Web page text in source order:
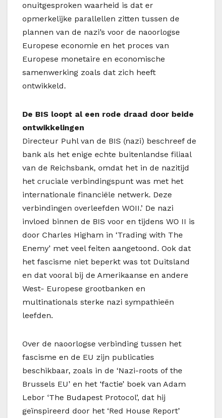
onuitgesproken waarheid is dat er
opmerkelijke parallellen zitten tussen de
plannen van de nazi’s voor de naoorlogse
Europese economie en het proces van
Europese monetaire en economische
samenwerking zoals dat zich heeft
ontwikkeld.
De BIS loopt al een rode draad door beide
ontwikkelingen
Directeur Puhl van de BIS (nazi) beschreef de
bank als het enige echte buitenlandse filiaal
van de Reichsbank, omdat het in de nazitijd
het cruciale verbindingspunt was met het
internationale financiële netwerk. Deze
verbindingen overleefden WOII.’ De nazi
invloed binnen de BIS voor en tijdens WO II is
door Charles Higham in ‘Trading with The
Enemy’ met veel feiten aangetoond. Ook dat
het fascisme niet beperkt was tot Duitsland
en dat vooral bij de Amerikaanse en andere
West- Europese grootbanken en
multinationals sterke nazi sympathieën
leefden.
Over de naoorlogse verbinding tussen het
fascisme en de EU zijn publicaties
beschikbaar, zoals in de ‘Nazi-roots of the
Brussels EU’ en het ‘factie’ boek van Adam
Lebor ‘The Budapest Protocol’, dat hij
geïnspireerd door het ‘Red House Report’